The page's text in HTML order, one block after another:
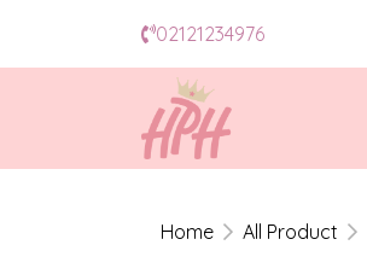
02121234976
Home All Product